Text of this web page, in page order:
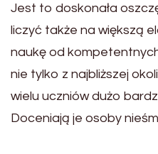
Jest to doskonała
liczyć także na większą
naukę od
nie tylko z najbliższej
wielu uczniów dużo
Doceniają je osoby